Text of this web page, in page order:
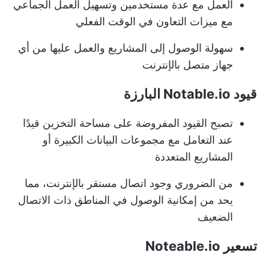
العمل مع عدة مستخدمين وتسهيل العمل الجماعي
مع ميزات التعاون في الوقت الفعلي
سهولة الوصول إلى المشاريع والعمل عليها من أي
جهاز متصل بالإنترنت
قيود Notable.io البارزة
تصبح القيود المفروضة على مساحة التخزين قيدًا
عند التعامل مع مجموعات البيانات الكبيرة أو
المشاريع المتعددة
من الضروري وجود اتصال مستقر بالإنترنت، مما
يحد من إمكانية الوصول في المناطق ذات الاتصال
الضعيف
تسعير Noteable.io